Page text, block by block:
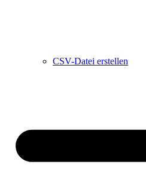
CSV-Datei erstellen